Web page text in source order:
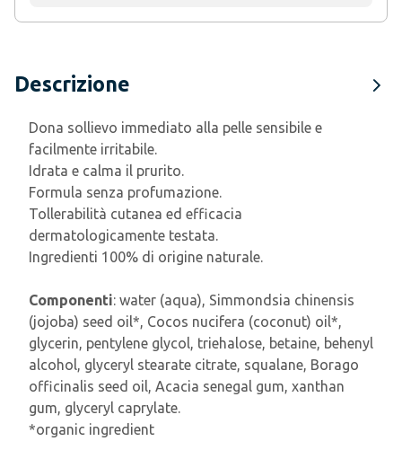
Descrizione
Dona sollievo immediato alla pelle sensibile e
facilmente irritabile.
Idrata e calma il prurito.
Formula senza profumazione.
Tollerabilità cutanea ed efficacia
dermatologicamente testata.
Ingredienti 100% di origine naturale.
Componenti: water (aqua), Simmondsia chinensis
(jojoba) seed oil*, Cocos nucifera (coconut) oil*,
glycerin, pentylene glycol, triehalose, betaine, behenyl
alcohol, glyceryl stearate citrate, squalane, Borago
officinalis seed oil, Acacia senegal gum, xanthan
gum, glyceryl caprylate.
*organic ingredient